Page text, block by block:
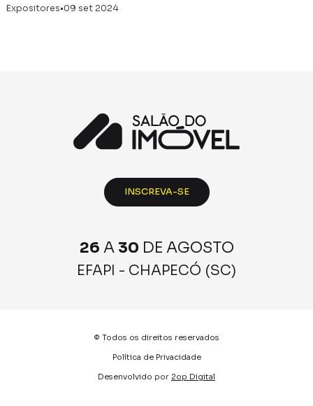
Expositores•09 set 2024
INSCREVA-SE
26 A 30 DE AGOSTO
EFAPI - CHAPECÓ (SC)
© Todos os direitos reservados
Política de Privacidade
Desenvolvido por 2op Digital